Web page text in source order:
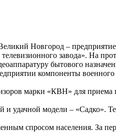
Новгород – предприятие
завода». На
бытового
компоненты военного
марки «КВН» для приема
и удачной модели – «Садко».
спросом населения. За